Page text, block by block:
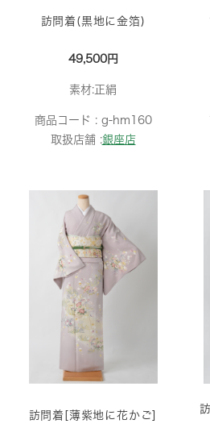
訪問着(黒地に金箔)
49,500円
素材:正絹
商品コード : g-hm160
取扱店舗 :銀座店
訪問着[薄紫地に花かご]